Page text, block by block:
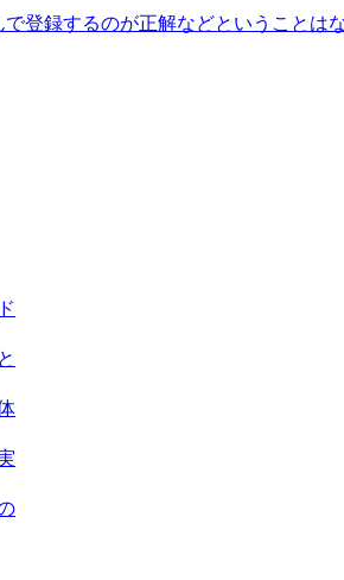
登録するのが正解などということは